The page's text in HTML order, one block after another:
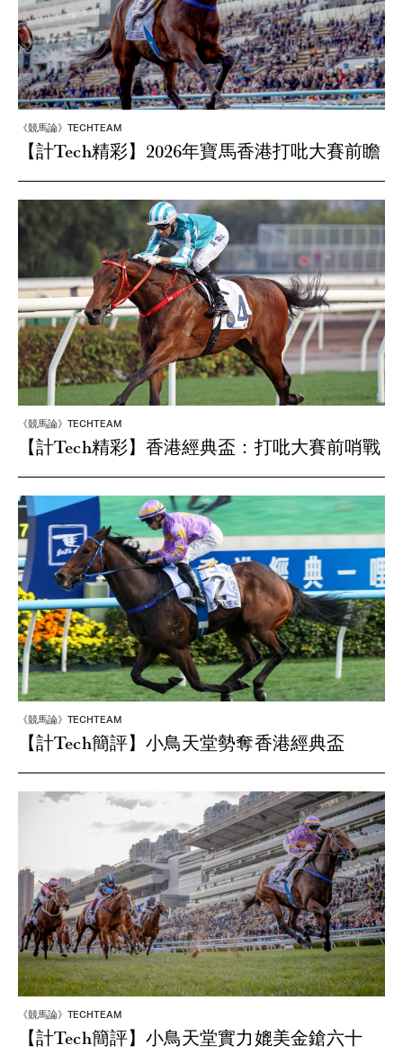
《競馬論》TECHTEAM
【計Tech精彩】2026年寶馬香港打吡大賽前瞻
《競馬論》TECHTEAM
【計Tech精彩】香港經典盃：打吡大賽前哨戰
《競馬論》TECHTEAM
【計Tech簡評】小鳥天堂勢奪香港經典盃
《競馬論》TECHTEAM
【計Tech簡評】小鳥天堂實力媲美金鎗六十